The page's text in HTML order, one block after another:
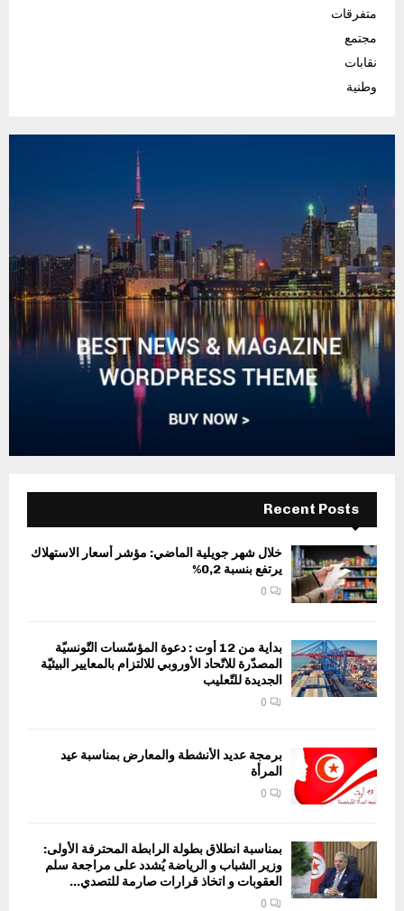
متفرقات
مجتمع
نقابات
وطنية
Recent Posts
خلال شهر جويلية الماضي: مؤشر أسعار الاستهلاك
يرتفع بنسبة 0,2%
0
بداية من 12 أوت : دعوة المؤسّسات التّونسيّة
المصدّرة للاتّحاد الأوروبي للالتزام بالمعايير البيئيّة
الجديدة للتّعليب
0
برمجة عديد الأنشطة والمعارض بمناسبة عيد
المرأة
0
بمناسبة انطلاق بطولة الرابطة المحترفة الأولى:
وزير الشباب و الرياضة يُشدد على مراجعة سلم
العقوبات و اتخاذ قرارات صارمة للتصدي...
0